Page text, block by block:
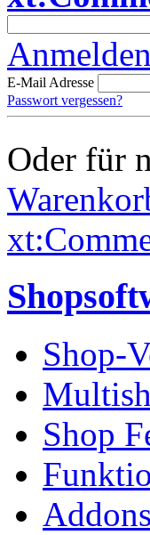
Anmelden
E-Mail Adresse
Passwort vergessen?
Oder für
Shop-
Shop
Addons